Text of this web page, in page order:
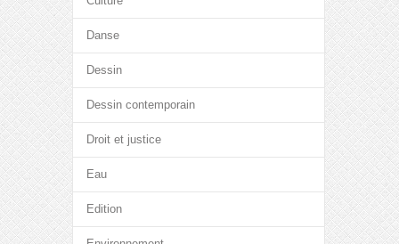
Danse
Dessin
Dessin contemporain
Droit et justice
Eau
Edition